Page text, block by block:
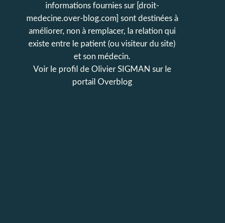
informations fournies sur [droit-
medecine.over-blog.com] sont destinées à
améliorer, non à remplacer, la relation qui
existe entre le patient (ou visiteur du site)
et son médecin.
Voir le profil de Olivier SIGMAN sur le
portail Overblog